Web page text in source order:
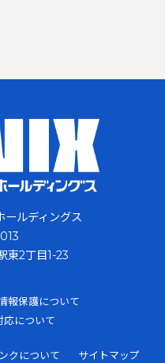
ールディングス
東2丁目1-23
報保護について
応について
クについて サイトマップ